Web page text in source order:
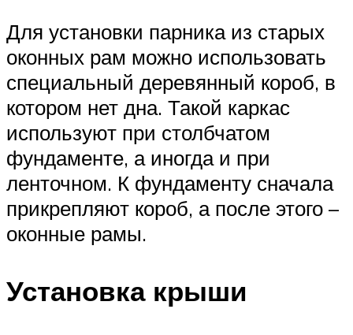
Для установки парника из старых
оконных рам можно использовать
специальный деревянный короб, в
котором нет дна. Такой каркас
используют при столбчатом
фундаменте, а иногда и при
ленточном. К фундаменту сначала
прикрепляют короб, а после этого –
оконные рамы.
Установка крыши